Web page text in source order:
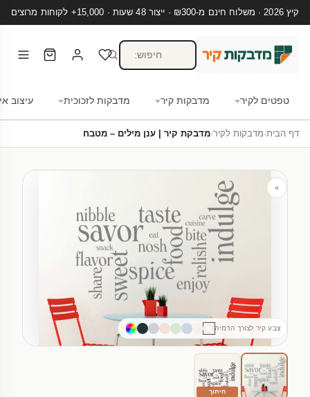
קיץ 2026 · משלוח חינם מ-₪300 · ייצור 48 שעות · 15,000+ לקוחות מרוצים
טפטים לקיר מדבקות קיר מדבקות לזכוכית עיצוב
דף הבית›מדבקות לקיר›מדבקת קיר | ענן מילים – מטבח
צבע קיר לצורך הדמיה
חיתוך